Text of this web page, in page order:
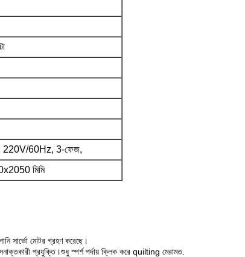
60Hz, 3-ফেজ,
মিমি
সার্ভো মোটর গ্রহণ করেছে।
প্রযুক্তি।শুধু স্পর্শ পর্দায় ক্লিক করে quilting মেরামত.